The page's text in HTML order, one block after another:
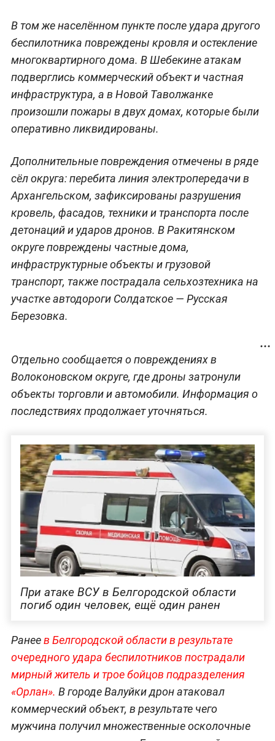
В том же населённом пункте после удара другого
беспилотника повреждены кровля и остекление
многоквартирного дома. В Шебекине атакам
подверглись коммерческий объект и частная
инфраструктура, а в Новой Таволжанке
произошли пожары в двух домах, которые были
оперативно ликвидированы.
Дополнительные повреждения отмечены в ряде
сёл округа: перебита линия электропередачи в
Архангельском, зафиксированы разрушения
кровель, фасадов, техники и транспорта после
детонаций и ударов дронов. В Ракитянском
округе повреждены частные дома,
инфраструктурные объекты и грузовой
транспорт, также пострадала сельхозтехника на
участке автодороги Солдатское — Русская
Березовка.
Отдельно сообщается о повреждениях в
Волоконовском округе, где дроны затронули
объекты торговли и автомобили. Информация о
последствиях продолжает уточняться.
При атаке ВСУ в Белгородской области
погиб один человек, ещё один ранен
Ранеев Белгородской области в результате
очередного удара беспилотников пострадали
мирный житель и трое бойцов подразделения
«Орлан». В городе Валуйки дрон атаковал
коммерческий объект, в результате чего
мужчина получил множественные осколочные